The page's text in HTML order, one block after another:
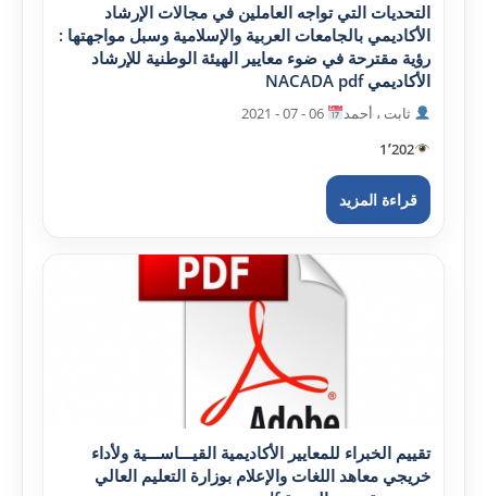
التحديات التي تواجه العاملين في مجالات الإرشاد
الأکاديمي بالجامعات العربية والإسلامية وسبل مواجهتها :
رؤية مقترحة في ضوء معايير الهيئة الوطنية للإرشاد
الأکاديمي NACADA pdf
ثابت ، أحمد
1٬202
قراءة المزيد
تقييم الخبراء للمعايير الأکاديمية القيـــاســـية ولأداء
خريجي معاهد اللغات والإعلام بوزارة التعليم العالي